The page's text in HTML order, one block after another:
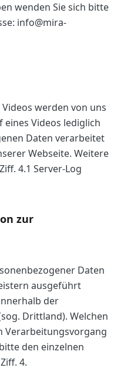
wenden Sie sich bitte
info@mira-
werden von uns
Videos lediglich
Daten verarbeitet
Webseite. Weitere
4.1 Server-Log
zur
Daten
ausgeführt
der
Drittland). Welchen
Verarbeitungsvorgang
den einzelnen
4.